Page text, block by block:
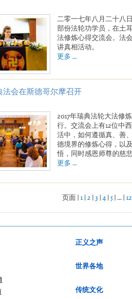
二零一七年八月二十八
部份法轮功学员，在土
法修炼心得交流会。法
讲真相活动。
更多 ...
法会在斯德哥尔摩召开
2017年瑞典法轮大法修
行。交流会上有12位中
活中，如何遵循真、善
德境界的修炼心得，以
悟，同时感恩师尊的慈悲
更多 ...
页面 |1 | 2 | 3 |4 |5 | ... |12
正义之声
世界各地
传统文化